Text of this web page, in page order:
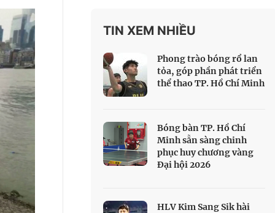
Thể thao
đua xe đạp
Truyền hình
đua offroad
Games 33
TIN XEM NHIỀU
Phong trào bóng rổ lan
tỏa, góp phần phát triển
thể thao TP. Hồ Chí Minh
Bóng bàn TP. Hồ Chí
Minh sẵn sàng chinh
phục huy chương vàng
Đại hội 2026
HLV Kim Sang Sik hài